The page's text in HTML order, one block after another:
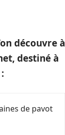
découvre à
destiné à
de pavot